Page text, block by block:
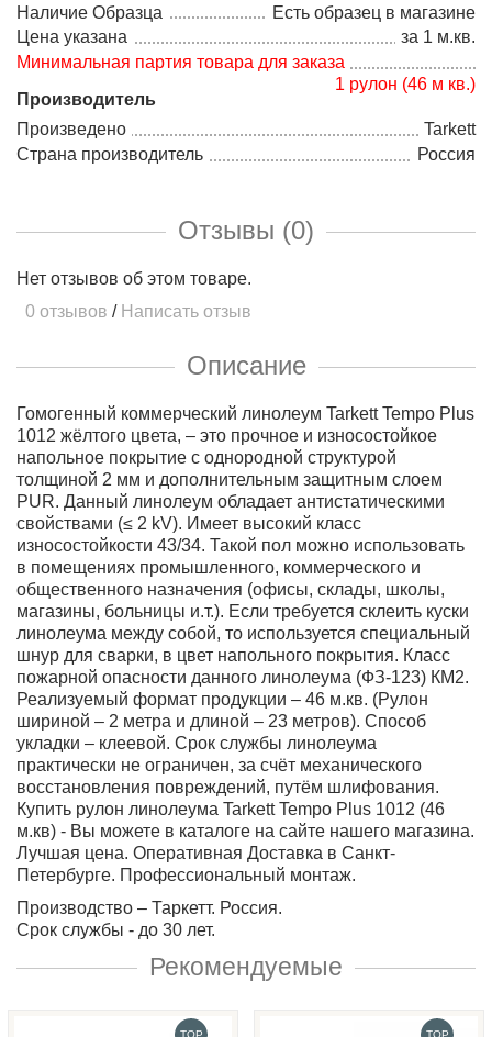
Наличие Образца
Есть образец в магазине
Цена указана
за 1 м.кв.
Минимальная партия товара для заказа
1 рулон (46 м кв.)
Производитель
Произведено
Tarkett
Страна производитель
Россия
Отзывы (0)
Нет отзывов об этом товаре.
0 отзывов / Написать отзыв
Описание
Гомогенный коммерческий линолеум Tarkett Tempo Plus
1012 жёлтого цвета, – это прочное и износостойкое
напольное покрытие с однородной структурой
толщиной 2 мм и дополнительным защитным слоем
PUR. Данный линолеум обладает антистатическими
свойствами (≤ 2 kV). Имеет высокий класс
износостойкости 43/34. Такой пол можно использовать
в помещениях промышленного, коммерческого и
общественного назначения (офисы, склады, школы,
магазины, больницы и.т.). Если требуется склеить куски
линолеума между собой, то используется специальный
шнур для сварки, в цвет напольного покрытия. Класс
пожарной опасности данного линолеума (ФЗ-123) КМ2.
Реализуемый формат продукции – 46 м.кв. (Рулон
шириной – 2 метра и длиной – 23 метров). Способ
укладки – клеевой. Срок службы линолеума
практически не ограничен, за счёт механического
восстановления повреждений, путём шлифования.
Купить рулон линолеума Tarkett Tempo Plus 1012 (46
м.кв) - Вы можете в каталоге на сайте нашего магазина.
Лучшая цена. Оперативная Доставка в Санкт-
Петербурге. Профессиональный монтаж.
Производство – Таркетт. Россия.
Срок службы - до 30 лет.
Рекомендуемые
TOP TOP